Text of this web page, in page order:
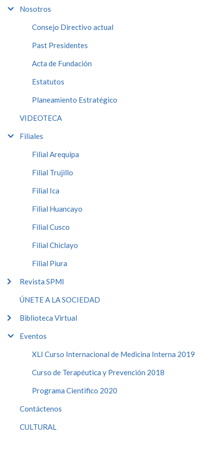
Nosotros
Consejo Directivo actual
Past Presidentes
Acta de Fundación
Estatutos
Planeamiento Estratégico
VIDEOTECA
Filiales
Filial Arequipa
Filial Trujillo
Filial Ica
Filial Huancayo
Filial Cusco
Filial Chiclayo
Filial Piura
Revista SPMI
ÚNETE A LA SOCIEDAD
Biblioteca Virtual
Eventos
XLI Curso Internacional de Medicina Interna 2019
Curso de Terapéutica y Prevención 2018
Programa Cientifico 2020
Contáctenos
CULTURAL